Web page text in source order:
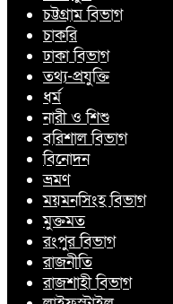
চট্টগ্রাম বিভাগ
চাকরি
ঢাকা বিভাগ
তথ্য-প্রযুক্তি
ধর্ম
নারী ও শিশু
বরিশাল বিভাগ
বিনোদন
ভ্রমণ
ময়মনসিংহ বিভাগ
মুক্তমত
রংপুর বিভাগ
রাজনীতি
রাজশাহী বিভাগ